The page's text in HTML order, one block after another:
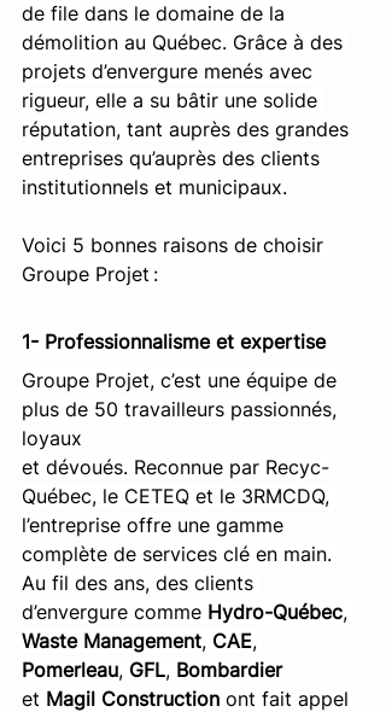
de file dans le domaine de la
démolition au Québec. Grâce à des
projets d’envergure menés avec
rigueur, elle a su bâtir une solide
réputation, tant auprès des grandes
entreprises qu’auprès des clients
institutionnels et municipaux.
Voici 5 bonnes raisons de choisir
Groupe Projet :
1- Professionnalisme et expertise
Groupe Projet, c’est une équipe de
plus de 50 travailleurs passionnés,
loyaux
et dévoués. Reconnue par Recyc-
Québec, le CETEQ et le 3RMCDQ,
l’entreprise offre une gamme
complète de services clé en main.
Au fil des ans, des clients
d’envergure comme Hydro-Québec,
Waste Management, CAE,
Pomerleau, GFL, Bombardier
et Magil Construction ont fait appel